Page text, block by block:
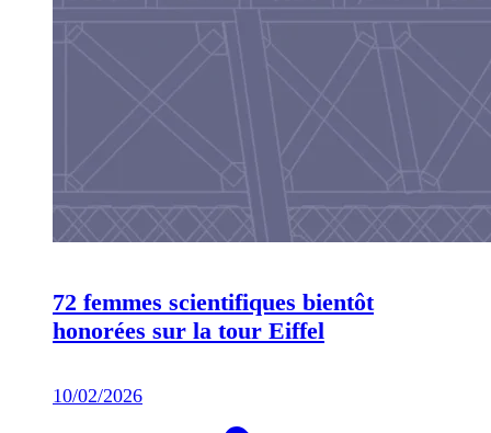
72 femmes scientifiques bientôt
honorées sur la tour Eiffel
10/02/2026